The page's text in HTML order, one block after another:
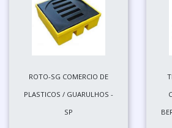
ROTO-SG COMERCIO DE
PLASTICOS / GUARULHOS -
SP